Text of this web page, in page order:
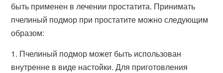
быть применен в лечении простатита. Принимать
пчелиный подмор при простатите можно следующим
образом:
1. Пчелиный подмор может быть использован
внутренне в виде настойки. Для приготовления